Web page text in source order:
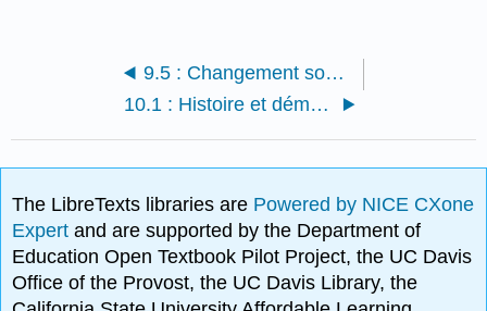
9.5 : Changement social et résistance
10.1 : Histoire et démographie
The LibreTexts libraries are Powered by NICE CXone
Expertand are supported by the Department of
Education Open Textbook Pilot Project, the UC Davis
Office of the Provost, the UC Davis Library, the